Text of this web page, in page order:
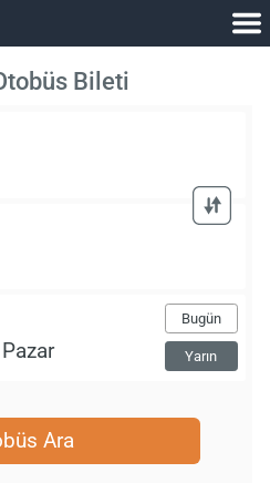
Bileti
Bugün
Yarın
Ara